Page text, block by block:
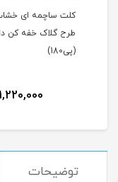
کلت ساچمه ای
(پی180)
1,220,000
توضیحات